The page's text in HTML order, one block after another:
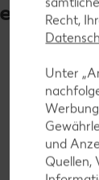
Recht,
Unter
und
Quellen,